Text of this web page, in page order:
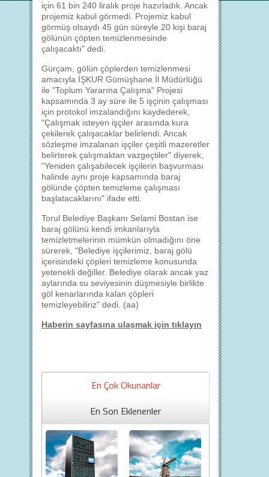
için 61 bin 240 liralık proje hazırladık. Ancak
projemiz kabul görmedi. Projemiz kabul
görmüş olsaydı 45 gün süreyle 20 kişi baraj
gölünün çöpten temizlenmesinde
çalışacaktı" dedi.
Gürçam, gölün çöplerden temizlenmesi
amacıyla İŞKUR Gümüşhane İl Müdürlüğü
ile "Toplum Yararına Çalışma" Projesi
kapsamında 3 ay süre ile 5 işçinin çalışması
için protokol imzalandığını kaydederek,
"Çalışmak isteyen işçiler arasında kura
çekilerek çalışacaklar belirlendi. Ancak
sözleşme imzalanan işçiler çeşitli mazeretler
belirterek çalışmaktan vazgeçtiler" diyerek,
"Yeniden çalışabilecek işçilerin başvurması
halinde aynı proje kapsamında baraj
gölünde çöpten temizleme çalışması
başlatacaklarını" ifade etti.
Torul Belediye Başkanı Selami Bostan ise
baraj gölünü kendi imkanlarıyla
temizletmelerinin mümkün olmadığını öne
sürerek, "Belediye işçilerimiz, baraj gölü
içerisindeki çöpleri temizleme konusunda
yetenekli değiller. Belediye olarak ancak yaz
aylarında su seviyesinin düşmesiyle birlikte
göl kenarlarında kalan çöpleri
temizleyebiliriz" dedi. (aa)
Haberin sayfasına ulaşmak için tıklayın
En Çok Okunanlar
En Son Eklenenler